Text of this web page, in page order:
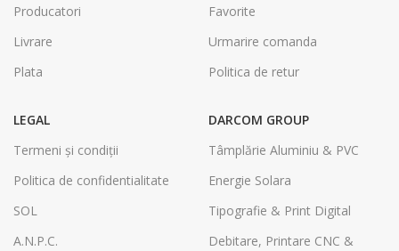
Producatori
Livrare
Plata
Favorite
Urmarire comanda
Politica de retur
LEGAL
Termeni și condiții
Politica de confidentialitate
SOL
A.N.P.C.
DARCOM GROUP
Tâmplărie Aluminiu & PVC
Energie Solara
Tipografie & Print Digital
Debitare, Printare CNC &